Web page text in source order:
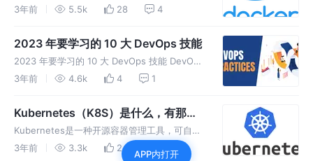
Docker的使用不断增长📈，上至公司团队,下至
使用 Docker 的时候都能做到 Docker 的最佳实
3年前 5.5k 28 4
2023 年要学习的 10 大 DevOps 技能
2023 年要学习的 10 大 DevOps 技能 DevOps
是两个不同领域的混合体，即开发和运维。这提
件开发方法相比，具有快节奏的改进和演变。它
3年前 4.6k 4 1
Kubernetes（K8S）是什么，有那些
特性以及应用场景有那些？
Kubernetes是一种开源容器管理工具，可自动
执行容器部署、容器扩展、解缩放和容器负载均
3年前 3.3k 2 评论
APP内打开